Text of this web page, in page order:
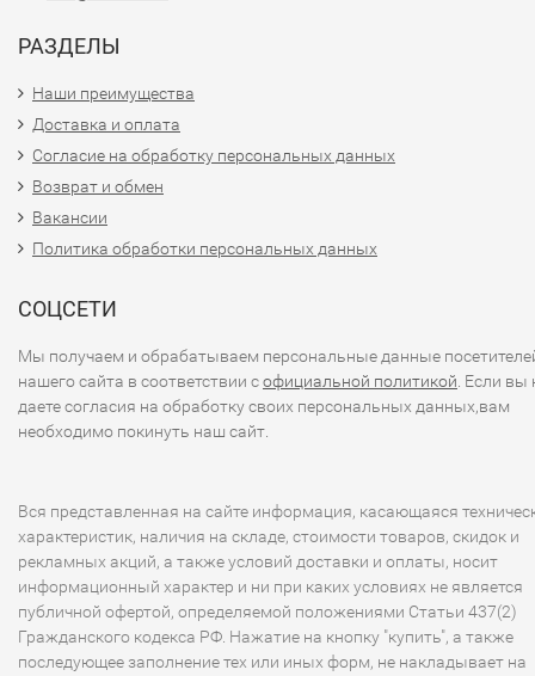
РАЗДЕЛЫ
Наши преимущества
Доставка и оплата
Согласие на обработку персональных данных
Возврат и обмен
Вакансии
Политика обработки персональных данных
СОЦСЕТИ
Мы получаем и обрабатываем персональные данные
нашего сайта в соответствии софициальной политикой . Если вы
даете согласия на обработку своих персональных данных,вам
необходимо покинуть наш сайт.
Вся представленная на сайте информация, касающаяся
характеристик, наличия на складе, стоимости товаров, скидок и
рекламных акций, а также условий доставки и оплаты, носит
информационный характер и ни при каких условиях не является
публичной офертой, определяемой положениями Статьи 437(2)
Гражданского кодекса РФ. Нажатие на кнопку "купить", а также
последующее заполнение тех или иных форм, не накладывает на